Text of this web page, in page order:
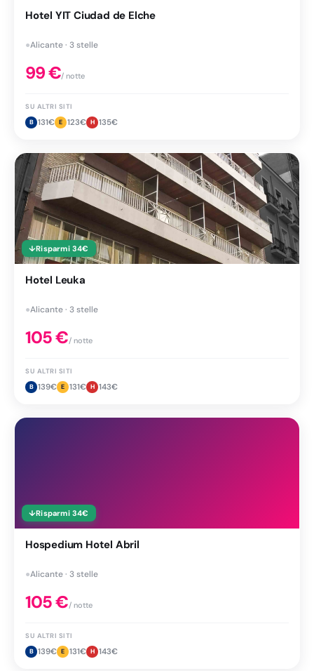
Hotel YIT Ciudad de Elche
●Alicante · 3 stelle
99€/ notte
SU ALTRI SITI
B 131€ E 123€ H 135€
↓Risparmi 34€
Hotel Leuka
●Alicante · 3 stelle
105€/ notte
SU ALTRI SITI
B 139€ E 131€ H 143€
↓Risparmi 34€
Hospedium Hotel Abril
●Alicante · 3 stelle
105€/ notte
SU ALTRI SITI
B 139€ E 131€ H 143€